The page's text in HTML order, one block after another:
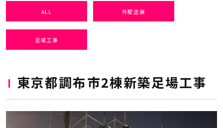
ALL 外壁塗装
足場工事
東京都調布市2棟新築足場工事